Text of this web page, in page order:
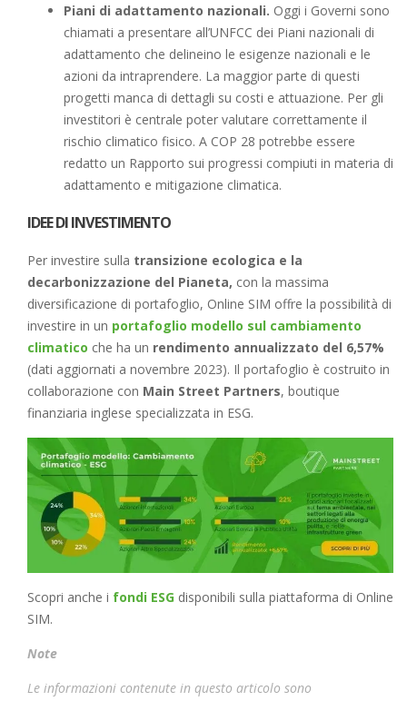
Piani di adattamento nazionali. Oggi i Governi sono
chiamati a presentare all’UNFCC dei Piani nazionali di
adattamento che delineino le esigenze nazionali e le
azioni da intraprendere. La maggior parte di questi
progetti manca di dettagli su costi e attuazione. Per gli
investitori è centrale poter valutare correttamente il
rischio climatico fisico. A COP 28 potrebbe essere
redatto un Rapporto sui progressi compiuti in materia di
adattamento e mitigazione climatica.
IDEE DI INVESTIMENTO
Per investire sulla transizione ecologica e la
decarbonizzazione del Pianeta, con la massima
diversificazione di portafoglio, Online SIM offre la possibilità di
investire in un portafoglio modello sul cambiamento
climatico che ha un rendimento annualizzato del 6,57%
(dati aggiornati a novembre 2023). Il portafoglio è costruito in
collaborazione con Main Street Partners, boutique
finanziaria inglese specializzata in ESG.
Scopri anche i fondi ESG disponibili sulla piattaforma di Online
SIM.
Note
Le informazioni contenute in questo articolo sono